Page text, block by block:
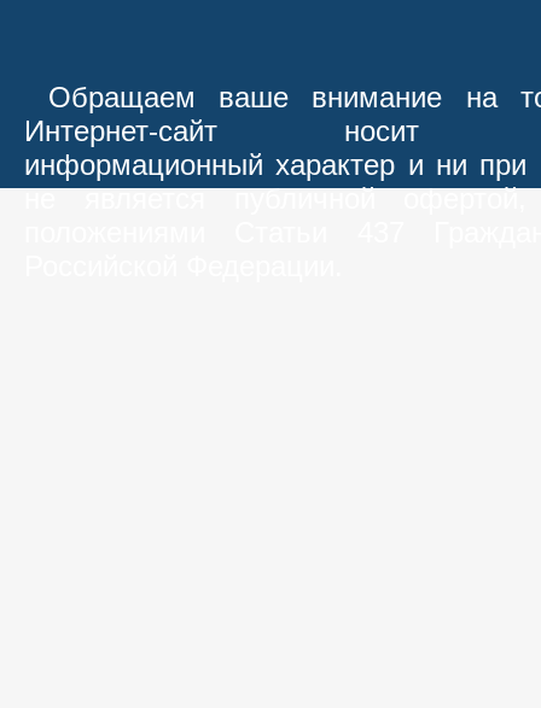
Обращаем ваше внимание на
Интернет-сайт носит
информационный характер и ни при
не является публичной офертой,